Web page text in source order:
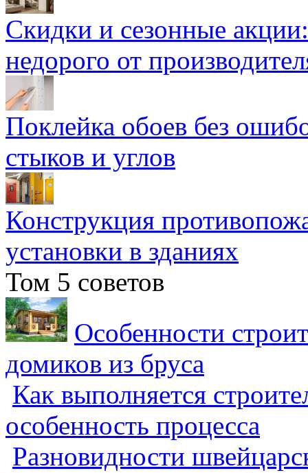
Скидки и сезонные
недорого от
Поклейка обоев без
стыков и углов
Конструкция
установки в зданиях
Том 5 советов
Особенности
домиков из бруса
Как выполняется
особенность процесса
Разновидности